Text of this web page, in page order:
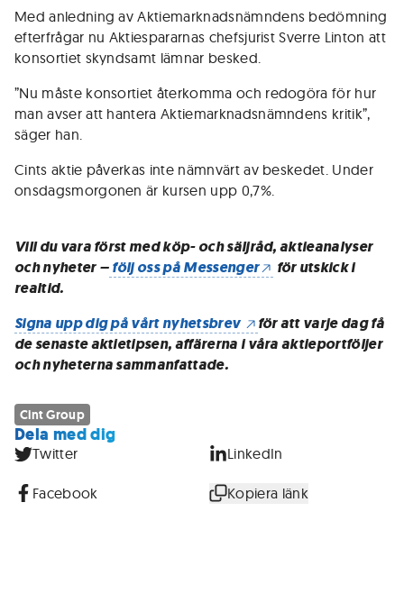
Med anledning av Aktiemarknadsnämndens bedömning
efterfrågar nu Aktiespararnas chefsjurist Sverre Linton att
konsortiet skyndsamt lämnar besked.
”Nu måste konsortiet återkomma och redogöra för hur
man avser att hantera Aktiemarknadsnämndens kritik”,
säger han.
Cints aktie påverkas inte nämnvärt av beskedet. Under
onsdagsmorgonen är kursen upp 0,7%.
Vill du vara först med köp- och säljråd, aktieanalyser
och nyheter –följ oss på Messenger
för utskick i
realtid.
Signa upp dig på vårt nyhetsbrev
för att varje dag få
de senaste aktietipsen, affärerna i våra aktieportföljer
och nyheterna sammanfattade.
Cint Group
Dela med dig
Twitter LinkedIn
Facebook Kopiera länk